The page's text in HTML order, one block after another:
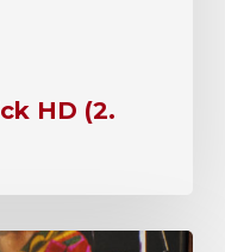
HD (2.